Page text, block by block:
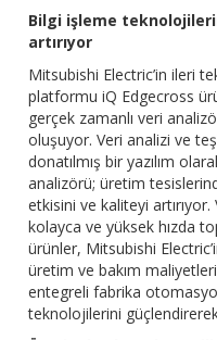
Bilgi işleme
artırıyor
Mitsubishi Electric’in ileri
platformu iQ Edgecross
gerçek zamanlı veri
oluşuyor. Veri analizi ve
donatılmış bir yazılım
analizörü; üretim
etkisini ve kaliteyi artırıyor.
kolayca ve yüksek hızda
ürünler, Mitsubishi
üretim ve bakım
entegreli fabrika
teknolojilerini